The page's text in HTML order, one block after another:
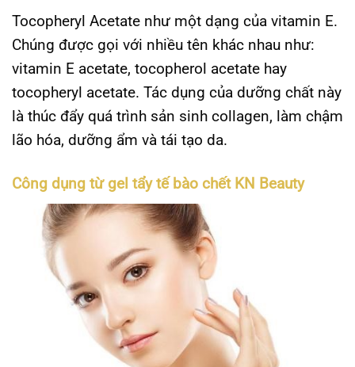
Tocopheryl Acetate như một dạng của vitamin E.
Chúng được gọi với nhiều tên khác nhau như:
vitamin E acetate, tocopherol acetate hay
tocopheryl acetate. Tác dụng của dưỡng chất này
là thúc đẩy quá trình sản sinh collagen, làm chậm
lão hóa, dưỡng ẩm và tái tạo da.
Công dụng từ gel tẩy tế bào chết KN Beauty